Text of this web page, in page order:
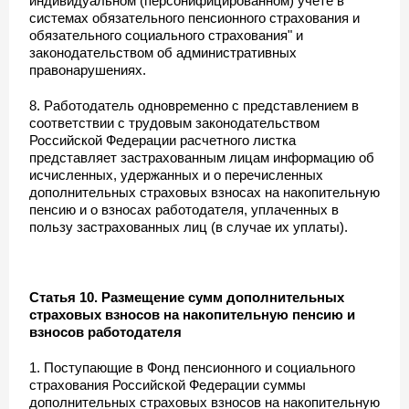
системах обязательного пенсионного страхования и
обязательного социального страхования" и
законодательством об административных
правонарушениях.
8. Работодатель одновременно с представлением в
соответствии с трудовым законодательством
Российской Федерации расчетного листка
представляет застрахованным лицам информацию об
исчисленных, удержанных и о перечисленных
дополнительных страховых взносах на накопительную
пенсию и о взносах работодателя, уплаченных в
пользу застрахованных лиц (в случае их уплаты).
Статья 10. Размещение сумм дополнительных
страховых взносов на накопительную пенсию и
взносов работодателя
1. Поступающие в Фонд пенсионного и социального
страхования Российской Федерации суммы
дополнительных страховых взносов на накопительную